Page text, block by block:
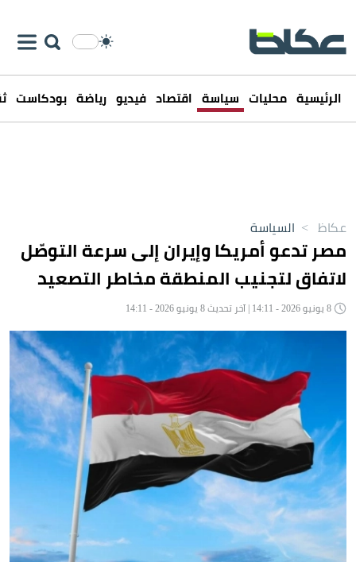
الرئيسية محليات سياسة اقتصاد فيديو رياضة بودكاست
عكاظ > السياسة
مصر تدعو أمريكا وإيران إلى سرعة التوصّل
لاتفاق لتجنيب المنطقة مخاطر التصعيد